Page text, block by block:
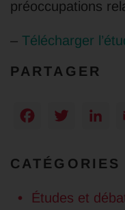
préoccupations
– Télécharger
PARTAGER
CATÉGORIES
Études et